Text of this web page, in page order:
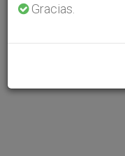
Gracias.